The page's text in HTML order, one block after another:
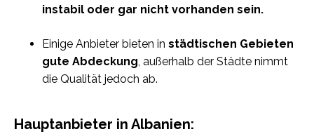
instabil oder gar nicht vorhanden sein.
Einige Anbieter bieten in städtischen Gebieten
gute Abdeckung, außerhalb der Städte nimmt
die Qualität jedoch ab.
Hauptanbieter in Albanien: